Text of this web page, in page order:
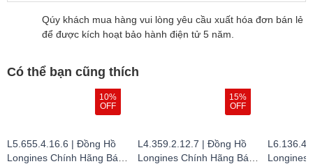
Qúy khách mua hàng vui lòng yêu cầu xuất hóa đơn bán lẻ
để được kích hoạt bảo hành điện tử 5 năm.
Có thể bạn cũng thích
10%
OFF
L5.655.4.16.6 | Đồng Hồ
Longines Chính Hãng Bán
15%
OFF
L4.359.2.12.7 | Đồng Hồ
Longines Chính Hãng Bán
Longines